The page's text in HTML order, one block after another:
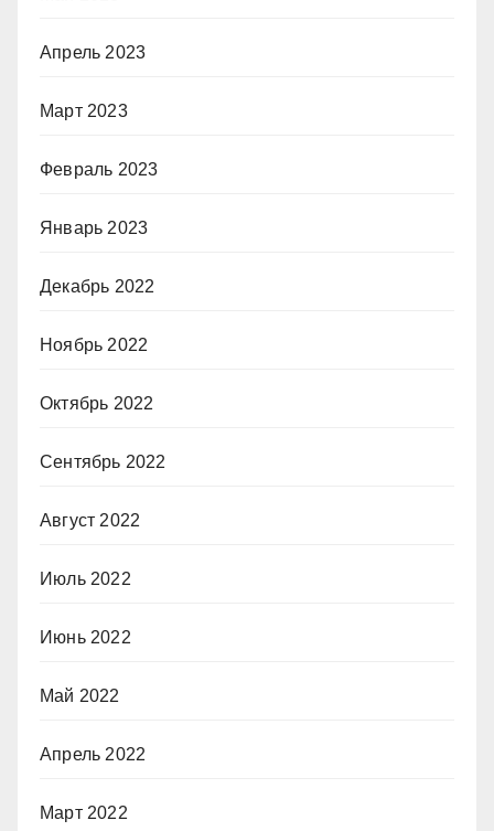
Апрель 2023
Март 2023
Февраль 2023
Январь 2023
Декабрь 2022
Ноябрь 2022
Октябрь 2022
Сентябрь 2022
Август 2022
Июль 2022
Июнь 2022
Май 2022
Апрель 2022
Март 2022